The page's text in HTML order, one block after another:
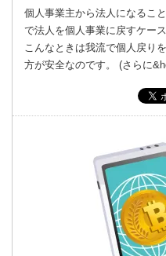
個人事業主から法人になるこ
で法人を個人事業に戻すケー
こんなときは我流で個人戻り
方が安全なのです。 (さらに